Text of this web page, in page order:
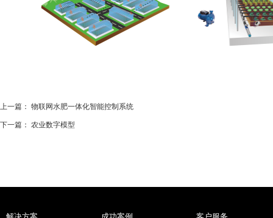
上一篇： 物联网水肥一体化智能控制系统
下一篇： 农业数字模型